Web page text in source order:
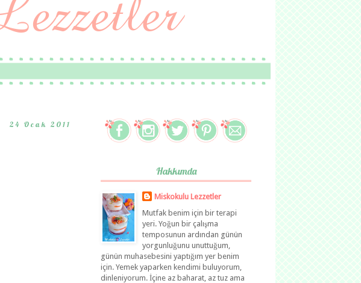
24 Ocak 2011
Hakkımda
Miskokulu Lezzetler
Mutfak benim için bir terapi
yeri. Yoğun bir çalışma
temposunun ardından günün
yorgunluğunu unuttuğum,
günün muhasebesini yaptığım yer benim
için. Yemek yaparken kendimi buluyorum,
dinleniyorum. İçine az baharat, az tuz ama